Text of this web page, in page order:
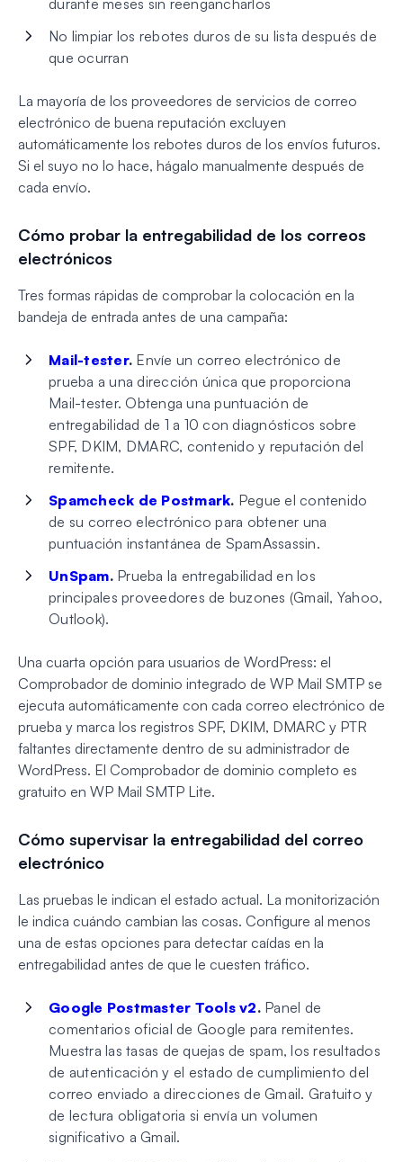
No limpiar los rebotes duros de su lista después de
que ocurran
La mayoría de los proveedores de servicios de correo
electrónico de buena reputación excluyen
automáticamente los rebotes duros de los envíos futuros.
Si el suyo no lo hace, hágalo manualmente después de
cada envío.
Cómo probar la entregabilidad de los correos
electrónicos
Tres formas rápidas de comprobar la colocación en la
bandeja de entrada antes de una campaña:
Mail-tester. Envíe un correo electrónico de
prueba a una dirección única que proporciona
Mail-tester. Obtenga una puntuación de
entregabilidad de 1 a 10 con diagnósticos sobre
SPF, DKIM, DMARC, contenido y reputación del
remitente.
Spamcheck de Postmark. Pegue el contenido
de su correo electrónico para obtener una
puntuación instantánea de SpamAssassin.
UnSpam.Prueba la entregabilidad en los
principales proveedores de buzones (Gmail, Yahoo,
Outlook).
Una cuarta opción para usuarios de WordPress: el
Comprobador de dominio integrado de WP Mail SMTP se
ejecuta automáticamente con cada correo electrónico de
prueba y marca los registros SPF, DKIM, DMARC y PTR
faltantes directamente dentro de su administrador de
WordPress. El Comprobador de dominio completo es
gratuito en WP Mail SMTP Lite.
Cómo supervisar la entregabilidad del correo
electrónico
Las pruebas le indican el estado actual. La monitorización
le indica cuándo cambian las cosas. Configure al menos
una de estas opciones para detectar caídas en la
entregabilidad antes de que le cuesten tráfico.
Google Postmaster Tools v2.Panel de
comentarios oficial de Google para remitentes.
Muestra las tasas de quejas de spam, los resultados
de autenticación y el estado de cumplimiento del
correo enviado a direcciones de Gmail. Gratuito y
de lectura obligatoria si envía un volumen
significativo a Gmail.